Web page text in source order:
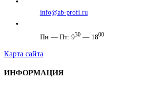
info@ab-profi.ru
Пн — Пт: 930— 1800
Карта сайта
ИНФОРМАЦИЯ